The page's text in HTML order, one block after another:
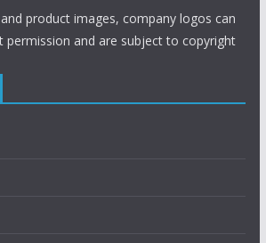
product images, company logos can
permission and are subject to copyright